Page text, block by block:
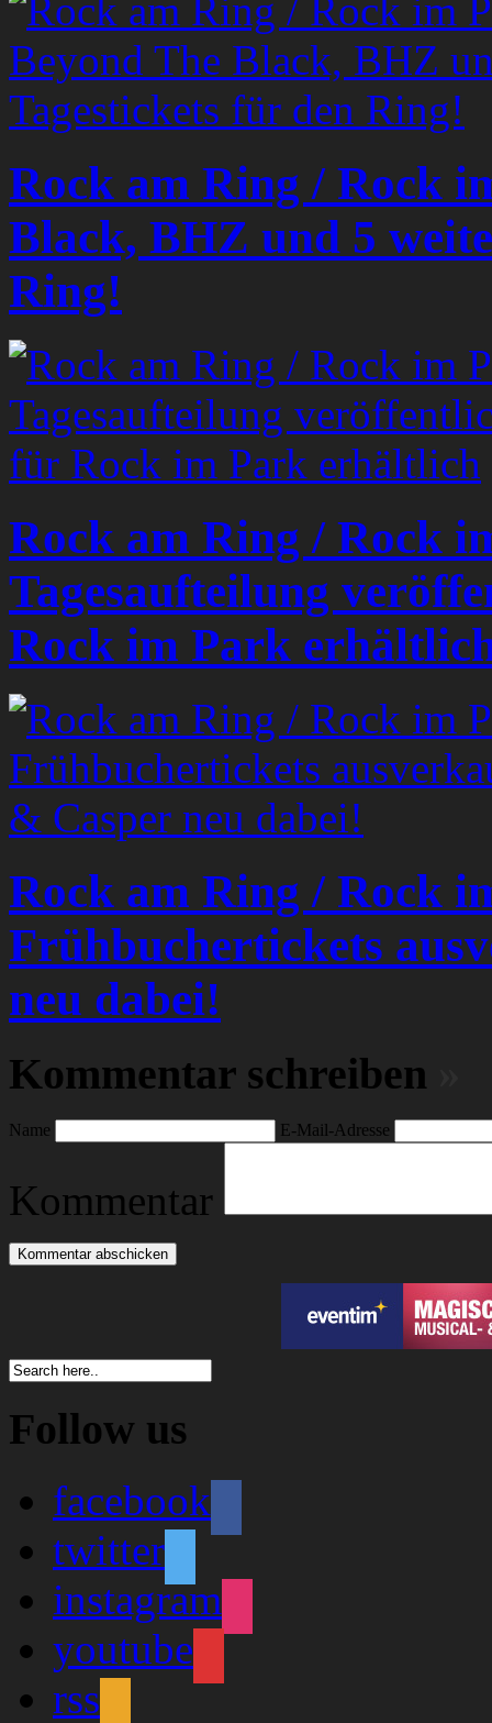
Rock am Ring / Rock
Black, BHZ und 5
Ring!
Rock am Ring / Rock
Tagesaufteilung
Rock im Park
Rock am Ring / Rock
Frühbuchertickets
neu dabei!
Kommentar schreiben
Name E-Mail-Adresse
Kommentar
Follow us
facebook
twitter
instagram
youtube
rss